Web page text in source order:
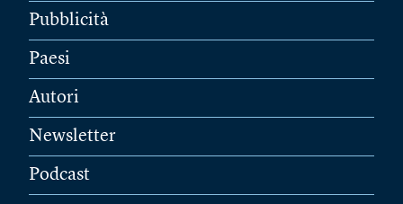
Pubblicità
Paesi
Autori
Newsletter
Podcast